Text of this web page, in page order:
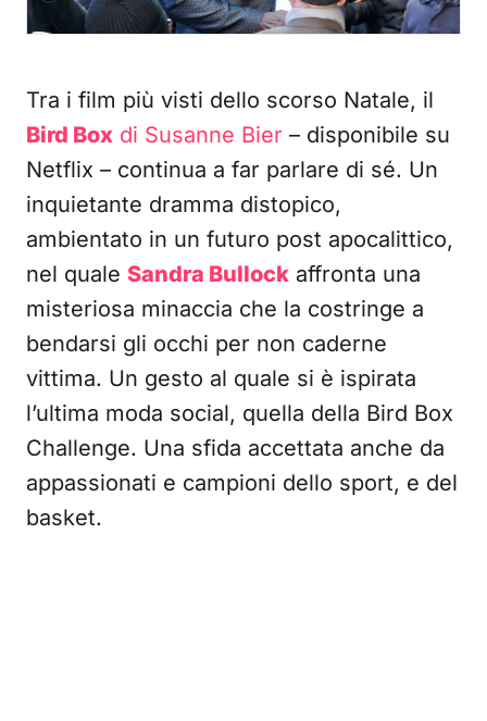
Tra i film più visti dello scorso Natale, il
Bird Box di Susanne Bier – disponibile su
Netflix – continua a far parlare di sé. Un
inquietante dramma distopico,
ambientato in un futuro post apocalittico,
nel quale Sandra Bullock affronta una
misteriosa minaccia che la costringe a
bendarsi gli occhi per non caderne
vittima. Un gesto al quale si è ispirata
l’ultima moda social, quella della Bird Box
Challenge. Una sfida accettata anche da
appassionati e campioni dello sport, e del
basket.